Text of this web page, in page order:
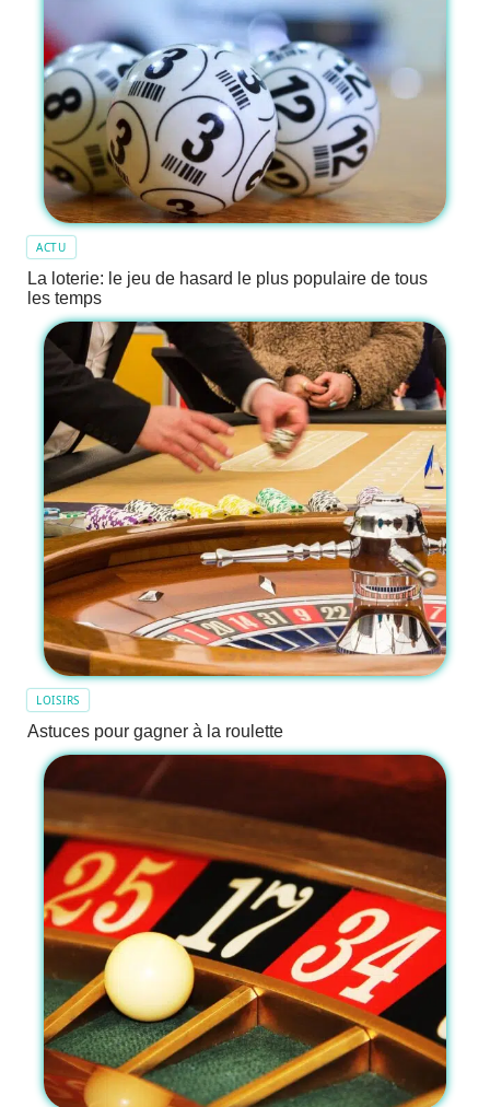
ACTU
La loterie: le jeu de hasard le plus populaire de tous
les temps
LOISIRS
Astuces pour gagner à la roulette